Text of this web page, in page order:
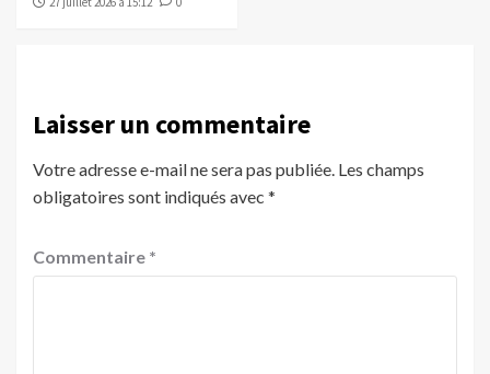
Laisser un commentaire
Votre adresse e-mail ne sera pas publiée. Les champs
obligatoires sont indiqués avec *
Commentaire *